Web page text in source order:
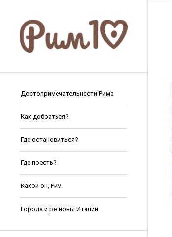
Достопримечательности Рима
Как добраться?
Где остановиться?
Где поесть?
Какой он, Рим
Города и регионы Италии